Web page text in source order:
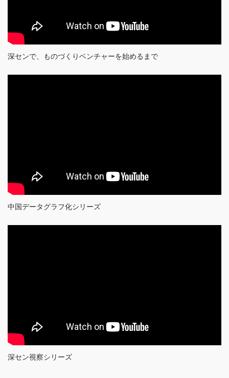
深センで、ものづくりベンチャーを始めるまで
中国データグラフ化シリーズ
深セン視察シリーズ